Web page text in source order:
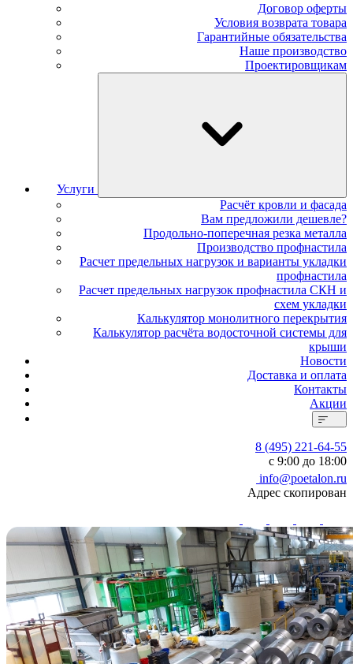
Договор оферты
Условия возврата товара
Гарантийные обязательства
Наше производство
Проектировщикам
Услуги
Расчёт кровли и фасада
Вам предложили дешевле?
Продольно-поперечная резка металла
Производство профнастила
Расчет предельных нагрузок и варианты укладки
профнастила
Расчет предельных нагрузок профнастила СКН и
схем укладки
Калькулятор монолитного перекрытия
Калькулятор расчёта водосточной системы для
крыши
Новости
Доставка и оплата
Контакты
Акции
8 (495) 221-64-55
с 9:00 до 18:00
info@poetalon.ru
Адрес скопирован